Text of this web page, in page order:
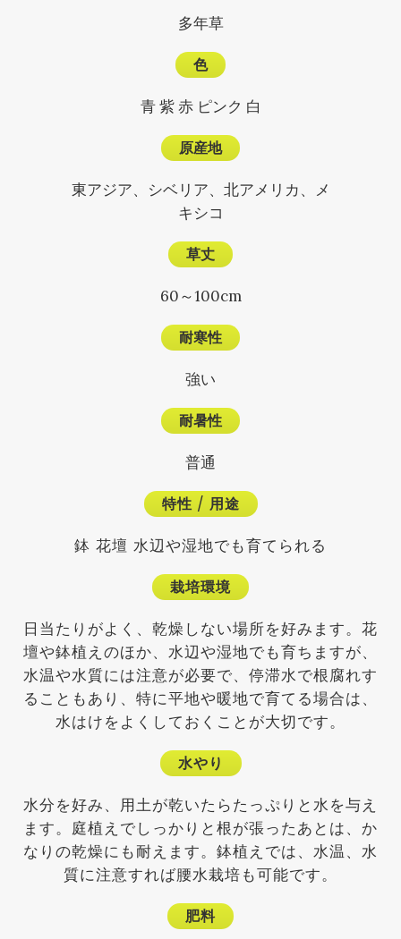
多年草
色
青 紫 赤 ピンク 白
原産地
東アジア、シベリア、北アメリカ、メ
キシコ
草丈
60～100cm
耐寒性
強い
耐暑性
普通
特性/ 用途
鉢 花壇 水辺や湿地でも育てられる
栽培環境
日当たりがよく、乾燥しない場所を好みます。花
壇や鉢植えのほか、水辺や湿地でも育ちますが、
水温や水質には注意が必要で、停滞水で根腐れす
ることもあり、特に平地や暖地で育てる場合は、
水はけをよくしておくことが大切です。
水やり
水分を好み、用土が乾いたらたっぷりと水を与え
ます。庭植えでしっかりと根が張ったあとは、か
なりの乾燥にも耐えます。鉢植えでは、水温、水
質に注意すれば腰水栽培も可能です。
肥料